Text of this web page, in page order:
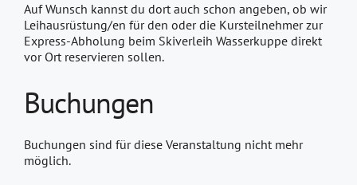
Auf Wunsch kannst du dort auch schon angeben, ob wir
Leihausrüstung/en für den oder die Kursteilnehmer zur
Express-Abholung beim Skiverleih Wasserkuppe direkt
vor Ort reservieren sollen.
Buchungen
Buchungen sind für diese Veranstaltung nicht mehr
möglich.